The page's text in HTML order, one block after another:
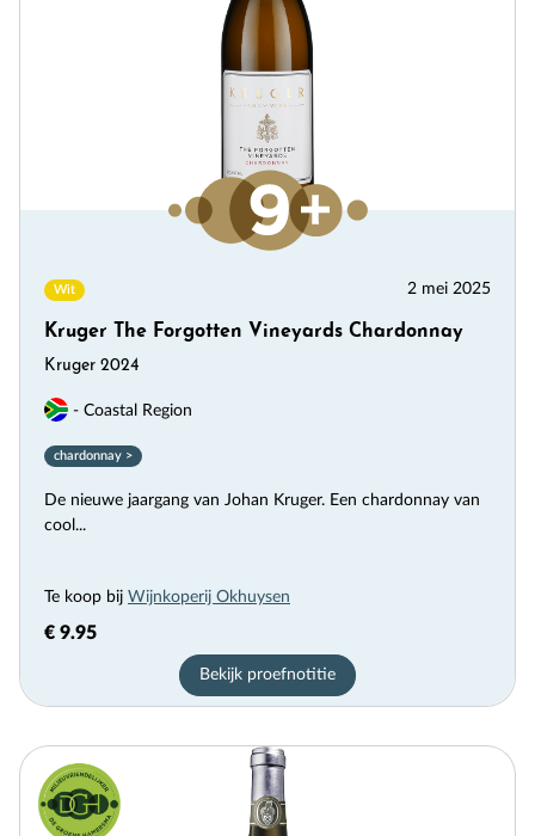
Wit 2 mei 2025
Kruger The Forgotten Vineyards Chardonnay
Kruger 2024
- Coastal Region
chardonnay >
De nieuwe jaargang van Johan Kruger. Een chardonnay van
cool...
Te koop bij Wijnkoperij Okhuysen
€ 9.95
Bekijk proefnotitie